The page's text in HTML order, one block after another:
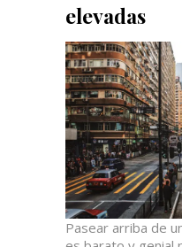
elevadas
Pasear arriba de